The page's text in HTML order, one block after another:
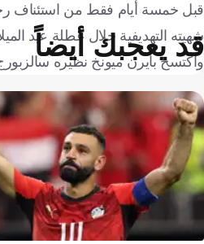
قبل خمسة أيام فقط من استئناف
شهيته التهديفية خلال عطلة عيد
واكتسح بايرن ميونخ نظيره
قد يعجبك أيضاً